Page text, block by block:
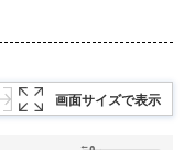
画面サイズで表示